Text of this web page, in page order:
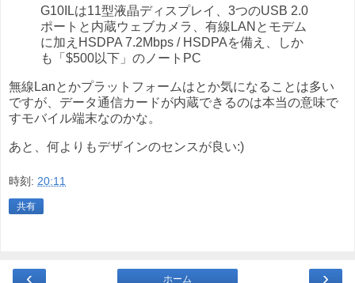
G10ILは11型液晶ディスプレイ、3つのUSB 2.0
ポートと内蔵ウェブカメラ、有線LANとモデム
に加えHSDPA 7.2Mbps / HSDPAを備え、しか
も「$500以下」のノートPC
無線Lanとかプラットフォームはとか気になることは多い
ですが、データ通信カードが内蔵できるのは本当の意味で
すモバイル端末なのかな。
あと、何よりもデザインのセンスが良い:)
時刻: 20:11
共有
‹ ›
ホーム